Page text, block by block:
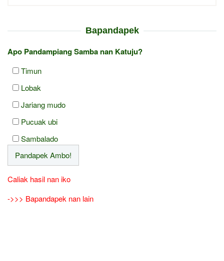
Bapandapek
Apo Pandampiang Samba nan Katuju?
Timun
Lobak
Jariang mudo
Pucuak ubi
Sambalado
Caliak hasil nan iko
->>> Bapandapek nan lain